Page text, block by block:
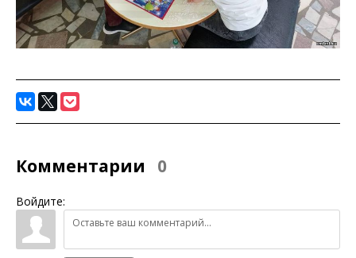
Комментарии 0
Войдите: